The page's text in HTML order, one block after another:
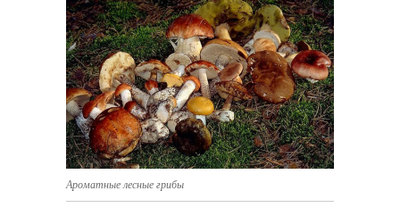
Ароматные лесные грибы